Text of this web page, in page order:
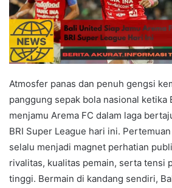
Atmosfer panas dan penuh gengsi
panggung sepak bola nasional ketika
menjamu Arema FC dalam laga
BRI Super League hari ini.
selalu menjadi magnet perhatian
rivalitas, kualitas pemain, serta tensi
tinggi. Bermain di kandang sendiri,